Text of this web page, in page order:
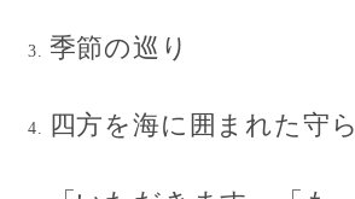
季節の巡り
四方を海に囲まれた守